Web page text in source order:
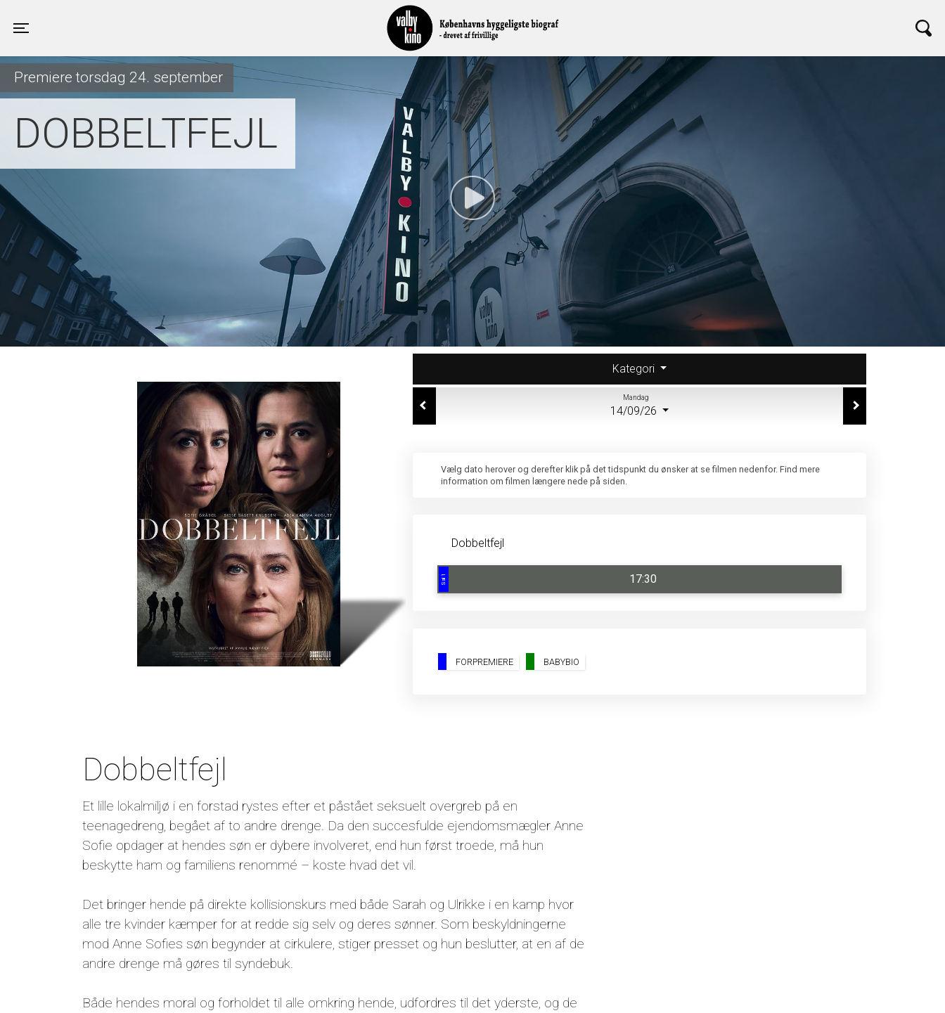
Premiere torsdag 24. september
DOBBELTFEJL
Kategori
Mandag
14/09/26
Vælg dato herover og derefter klik på det tidspunkt du ønsker at se filmen nedenfor. Find mere
information om filmen længere nede på siden.
Dobbeltfejl
Sal 1 17:30
FORPREMIERE BABYBIO
Dobbeltfejl
Et lille lokalmiljø i en forstad rystes efter et påstået seksuelt overgreb på en
teenagedreng, begået af to andre drenge. Da den succesfulde ejendomsmægler Anne
Sofie opdager at hendes søn er dybere involveret, end hun først troede, må hun
beskytte ham og familiens renommé – koste hvad det vil.
Det bringer hende på direkte kollisionskurs med både Sarah og Ulrikke i en kamp hvor
alle tre kvinder kæmper for at redde sig selv og deres sønner. Som beskyldningerne
mod Anne Sofies søn begynder at cirkulere, stiger presset og hun beslutter, at en af de
andre drenge må gøres til syndebuk.
Både hendes moral og forholdet til alle omkring hende, udfordres til det yderste, og de